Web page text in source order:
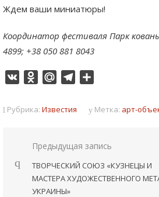
Ждем ваши миниатюры!
Координатор фестиваля Парк
4899; +38 050 881 8043
VK Odnoklassniki
Mail.RuTelegram
Рубрика: Известия Метка: арт-
Навигация
по
записям
Предыдущая запись
ТВОРЧЕСКИЙ СОЮЗ «КУЗНЕЦЫ И
МАСТЕРА ХУДОЖЕСТВЕННОГО
УКРАИНЫ»